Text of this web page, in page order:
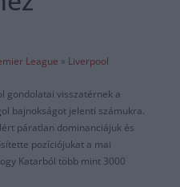
League » Liverpool
gondolatai visszatérnek a
bajnokságot jelenti számukra.
páratlan dominanciájuk és
pozíciójukat a mai
Katarból több mint 3000